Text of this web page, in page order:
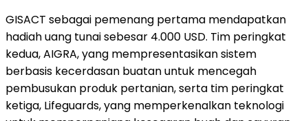
GISACT sebagai pemenang pertama mendapatkan
hadiah uang tunai sebesar 4.000 USD. Tim peringkat
kedua, AIGRA, yang mempresentasikan sistem
berbasis kecerdasan buatan untuk mencegah
pembusukan produk pertanian, serta tim peringkat
ketiga, Lifeguards, yang memperkenalkan teknologi